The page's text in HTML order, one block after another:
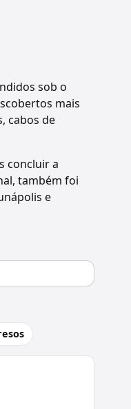
sob o
mais
cabos de
concluir a
também foi
e